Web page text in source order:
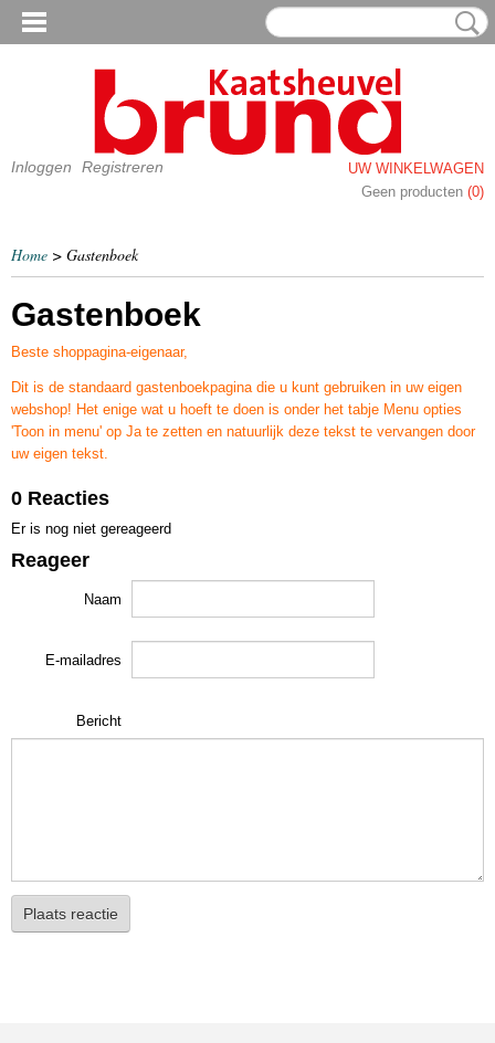
Inloggen Registreren
UW WINKELWAGEN
Geen producten (0)
Home > Gastenboek
Gastenboek
Beste shoppagina-eigenaar,
Dit is de standaard gastenboekpagina die u kunt gebruiken in uw eigen
webshop! Het enige wat u hoeft te doen is onder het tabje Menu opties
'Toon in menu' op Ja te zetten en natuurlijk deze tekst te vervangen door
uw eigen tekst.
0 Reacties
Er is nog niet gereageerd
Reageer
Naam
E-mailadres
Bericht
Plaats reactie